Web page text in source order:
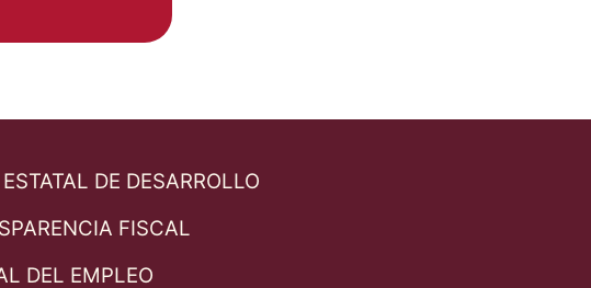
DE DESARROLLO
FISCAL
DEL EMPLEO